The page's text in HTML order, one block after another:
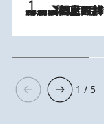
2026.8.8
「最後に見られてよかった」上野動物園の東園パンダ舎が解体前に特別公開。8月16日まで延長されたパネル展と共に辿る“半世紀”のパンダ飼育《解体工事の図面あり》
1 / 5